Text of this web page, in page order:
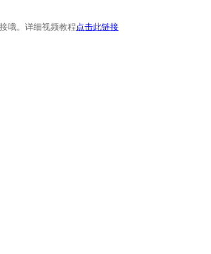
哦。详细视频教程点击此链接